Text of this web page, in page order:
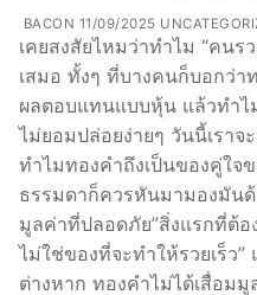
BACON 11/09/2025
เคยสงสัยไหมว่าทำไม “คน
เสมอ ทั้งๆ ที่บางคนก็บอกว่า
ผลตอบแทนแบบหุ้น แล้วทำไ
ไม่ยอมปล่อยง่ายๆ วันนี้เราจ
ทำไมทองคำถึงเป็นของคู่ใจ
ธรรมดาก็ควรหันมามองมัน
มูลค่าที่ปลอดภัย”สิ่งแรกที่ต้อ
ไม่ใช่ของที่จะทำให้รวยเร็ว
ต่างหาก ทองคำไม่ได้เสื่อมมู